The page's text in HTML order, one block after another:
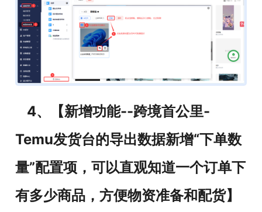
4、【新增功能--跨境首公里-
Temu发货台的导出数据新增“下单数
量”配置项，可以直观知道一个订单下
有多少商品，方便物资准备和配货】